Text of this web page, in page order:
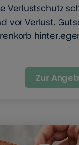
Verlustschutz
vor Verlust.
Zur